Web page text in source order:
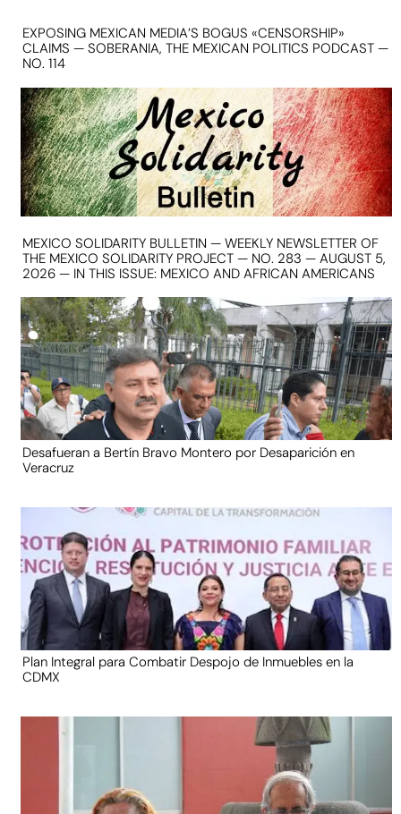
EXPOSING MEXICAN MEDIA’S BOGUS «CENSORSHIP»
CLAIMS — SOBERANIA, THE MEXICAN POLITICS PODCAST —
NO. 114
MEXICO SOLIDARITY BULLETIN — WEEKLY NEWSLETTER OF
THE MEXICO SOLIDARITY PROJECT — NO. 283 — AUGUST 5,
2026 — IN THIS ISSUE: MEXICO AND AFRICAN AMERICANS
Desafueran a Bertín Bravo Montero por Desaparición en
Veracruz
Plan Integral para Combatir Despojo de Inmuebles en la
CDMX